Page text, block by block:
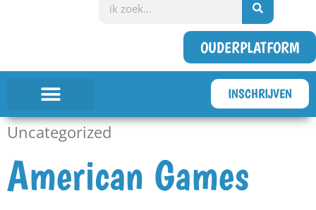
OUDERPLATFORM
INSCHRIJVEN
Uncategorized
American Games